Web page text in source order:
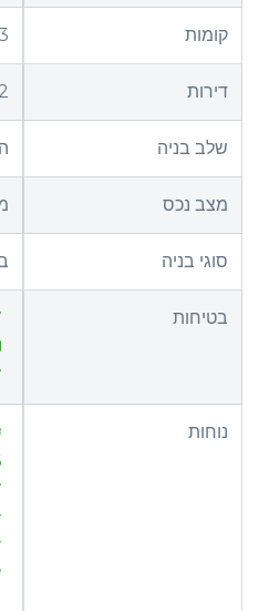
קומות
דירות
שלב בניה
מצב נכס
סוגי בניה
בטיחות
נוחות